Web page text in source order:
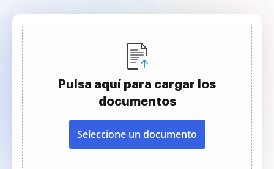
Pulsa aquí para cargar los
documentos
Seleccione un documento